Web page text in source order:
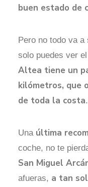
buen estado de
Pero no todo va
solo puedes ver
Altea tiene un
kilómetros, que
de toda la costa.
Una última
coche, no te
San Miguel
afueras, a tan